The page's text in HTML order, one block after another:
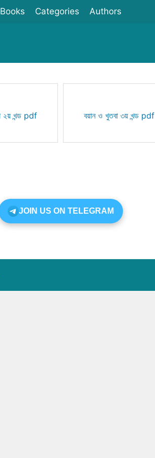
Books Categories Authors
২য় খন্ড pdf বয়ান ও খুতবা ৩য় খন্ড pdf
JOIN US ON TELEGRAM